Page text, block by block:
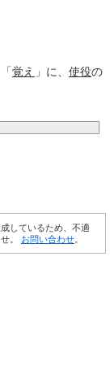
覚え 」に、 使役の
しているため、不適
。 お問い合わせ